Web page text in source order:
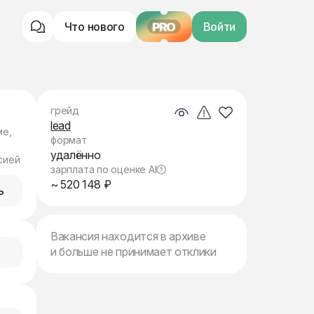
Что нового PRO Войти
грейд
lead
формат
удалённо
зарплата по оценке AI
~ 520 148 ₽
Вакансия находится в архиве
и больше не принимает отклики